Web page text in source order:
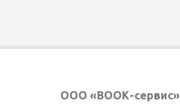
ООО «ВООК-сервис»